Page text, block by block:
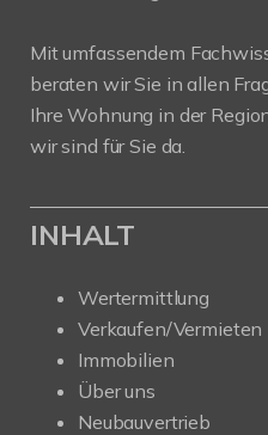
Mit umfassendem
beraten wir Sie in allen
Ihre Wohnung in der
wir sind für Sie da.
INHALT
Wertermittlung
Verkaufen/Vermieten
Immobilien
Über uns
Neubauvertrieb